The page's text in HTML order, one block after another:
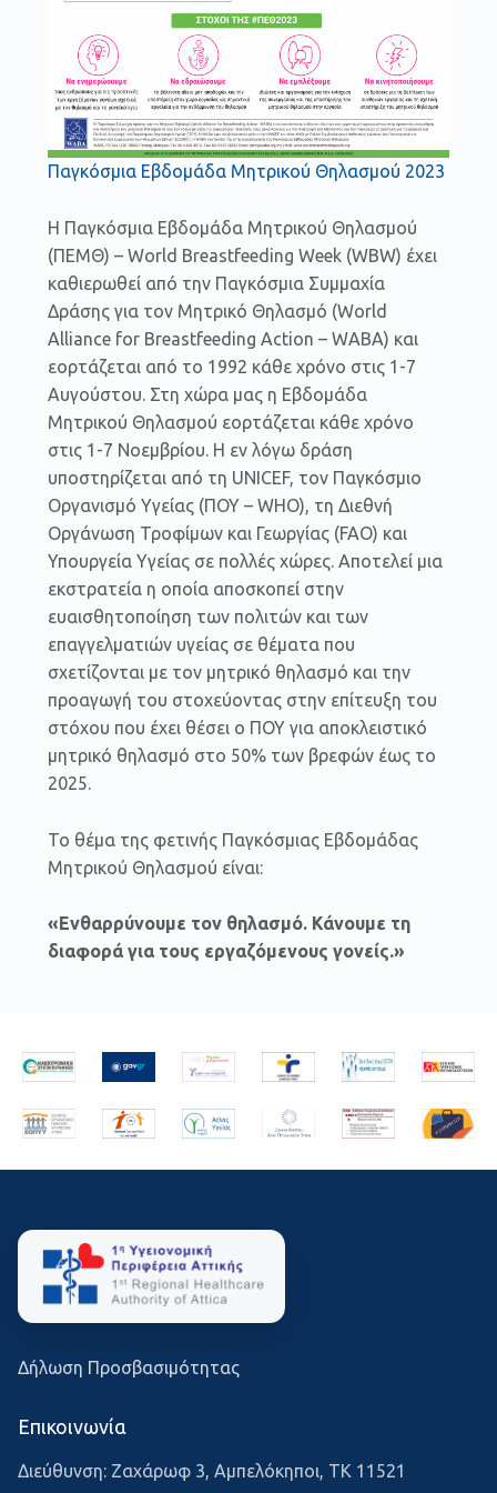
Παγκόσμια Εβδομάδα Μητρικού Θηλασμού 2023
Η Παγκόσμια Εβδομάδα Μητρικού Θηλασμού
(ΠΕΜΘ) – World Breastfeeding Week (WBW) έχει
καθιερωθεί από την Παγκόσμια Συμμαχία
Δράσης για τον Μητρικό Θηλασμό (World
Alliance for Breastfeeding Action – WABA) και
εορτάζεται από το 1992 κάθε χρόνο στις 1-7
Αυγούστου. Στη χώρα μας η Εβδομάδα
Μητρικού Θηλασμού εορτάζεται κάθε χρόνο
στις 1-7 Νοεμβρίου. Η εν λόγω δράση
υποστηρίζεται από τη UNICEF, τον Παγκόσμιο
Οργανισμό Υγείας (ΠΟΥ – WHO), τη Διεθνή
Οργάνωση Τροφίμων και Γεωργίας (FAO) και
Υπουργεία Υγείας σε πολλές χώρες. Αποτελεί μια
εκστρατεία η οποία αποσκοπεί στην
ευαισθητοποίηση των πολιτών και των
επαγγελματιών υγείας σε θέματα που
σχετίζονται με τον μητρικό θηλασμό και την
προαγωγή του στοχεύοντας στην επίτευξη του
στόχου που έχει θέσει ο ΠΟΥ για αποκλειστικό
μητρικό θηλασμό στο 50% των βρεφών έως το
2025.
Το θέμα της φετινής Παγκόσμιας Εβδομάδας
Μητρικού Θηλασμού είναι:
«Ενθαρρύνουμε τον θηλασμό. Κάνουμε τη
διαφορά για τους εργαζόμενους γονείς.»
Δήλωση Προσβασιμότητας
Επικοινωνία
Διεύθυνση: Ζαχάρωφ 3, Αμπελόκηποι, ΤΚ 11521